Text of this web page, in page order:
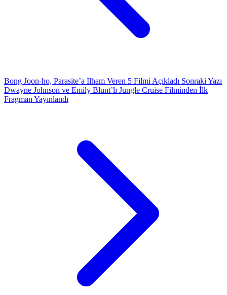
Bong Joon-ho, Parasite’a İlham Veren 5 Filmi Açıkladı Sonraki Yazı
Dwayne Johnson ve Emily Blunt’lı Jungle Cruise Filminden İlk
Fragman Yayınlandı